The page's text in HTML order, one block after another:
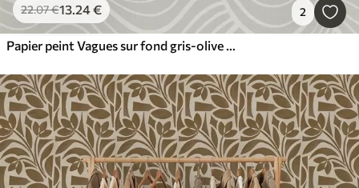
22.07€13.24€ 2
Papier peint Vagues sur fond gris-olive avec texture tissu